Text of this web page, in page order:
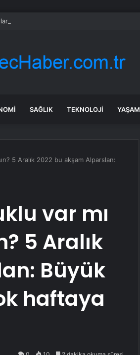
yeni uygulama devreye girdi
SAĞLIK TEKNOLOJI YAŞAM
5 Aralık 2022 bu akşam Alparslan:
var mı
5 Aralık
Büyük
haftaya